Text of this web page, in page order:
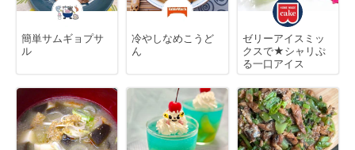
簡単サムギョプサ
ル
冷やしなめこうど
ん
ゼリーアイスミッ
クスで★シャリぷ
る一口アイス